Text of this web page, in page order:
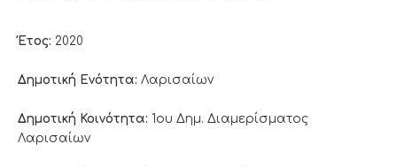
Έτος: 2020
Δημοτική Ενότητα: Λαρισαίων
Δημοτική Κοινότητα: 1ου Δημ. Διαμερίσματος
Λαρισαίων